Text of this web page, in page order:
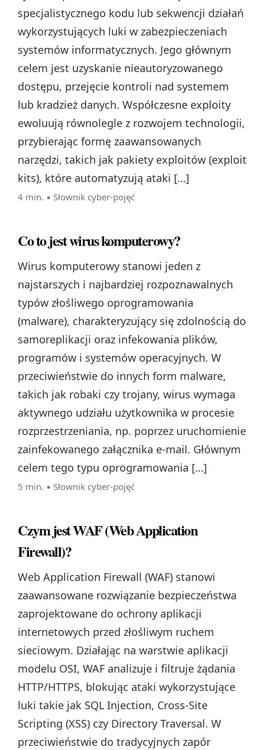
specjalistycznego kodu lub sekwencji działań
wykorzystujących luki w zabezpieczeniach
systemów informatycznych. Jego głównym
celem jest uzyskanie nieautoryzowanego
dostępu, przejęcie kontroli nad systemem
lub kradzież danych. Współczesne exploity
ewoluują równolegle z rozwojem technologii,
przybierając formę zaawansowanych
narzędzi, takich jak pakiety exploitów (exploit
kits), które automatyzują ataki […]
4 min. ▪ Słownik cyber-pojęć
Co to jest wirus komputerowy?
Wirus komputerowy stanowi jeden z
najstarszych i najbardziej rozpoznawalnych
typów złośliwego oprogramowania
(malware), charakteryzujący się zdolnością do
samoreplikacji oraz infekowania plików,
programów i systemów operacyjnych. W
przeciwieństwie do innych form malware,
takich jak robaki czy trojany, wirus wymaga
aktywnego udziału użytkownika w procesie
rozprzestrzeniania, np. poprzez uruchomienie
zainfekowanego załącznika e-mail. Głównym
celem tego typu oprogramowania […]
5 min. ▪ Słownik cyber-pojęć
Czym jest WAF (Web Application
Firewall)?
Web Application Firewall (WAF) stanowi
zaawansowane rozwiązanie bezpieczeństwa
zaprojektowane do ochrony aplikacji
internetowych przed złośliwym ruchem
sieciowym. Działając na warstwie aplikacji
modelu OSI, WAF analizuje i filtruje żądania
HTTP/HTTPS, blokując ataki wykorzystujące
luki takie jak SQL Injection, Cross-Site
Scripting (XSS) czy Directory Traversal. W
przeciwieństwie do tradycyjnych zapór